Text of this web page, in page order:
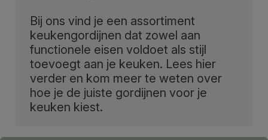
Bij ons vind je een assortiment
keukengordijnen dat zowel aan
functionele eisen voldoet als stijl
toevoegt aan je keuken. Lees hier
verder en kom meer te weten over
hoe je de juiste gordijnen voor je
keuken kiest.